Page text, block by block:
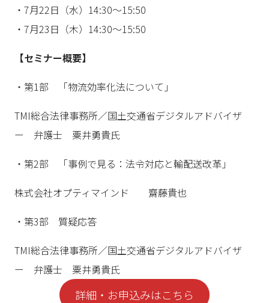
・7月22日（水）14:30～15:50
・7月23日（木）14:30～15:50
【セミナー概要】
・第1部 「物流効率化法について」
TMI総合法律事務所／国土交通省デジタルアドバイザ
ー 弁護士 粟井勇貴氏
・第2部 「事例で見る：法令対応と輸配送改革」
株式会社オプティマインド 齋藤貴也
・第3部 質疑応答
TMI総合法律事務所／国土交通省デジタルアドバイザ
ー 弁護士 粟井勇貴氏
詳細・お申込みはこちら